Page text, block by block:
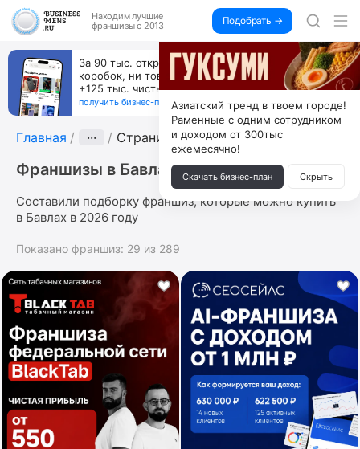
Находим лучшие
франшизы с 2013
Подобрать →
За 90 тыс. открой магазин на Авито, дома ни
коробок, ни товара, ни склада, зато каждый месяц
+125 тыс. чистыми
получить бизнес-план ↓
Главная ··· Страница 2
Франшизы в Бавлах
Составили подборку франшиз, которые можно купить
в Бавлах в 2026 году
Показано франшиз: 29 из 289
Азиатский тренд в твоем городе!
Раменные с одним сотрудником
и доходом от 300тыс
ежемесячно!
Скачать бизнес-план Скрыть